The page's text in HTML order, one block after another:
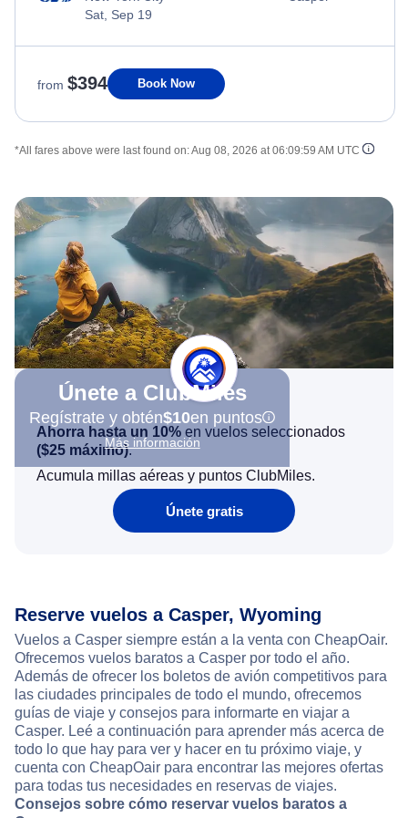
Sat, Sep 19
from $394 Book Now
*All fares above were last found on:Aug 08, 2026 at 06:09:59 AM UTC
Únete a ClubMiles
Regístrate y obtén$10en puntos
Más información
Ahorra hasta un 10% en vuelos seleccionados
($25 máximo).
Acumula millas aéreas y puntos ClubMiles.
Únete gratis
Reserve vuelos a Casper, Wyoming
Vuelos a Casper siempre están a la venta con CheapOair.
Ofrecemos vuelos baratos a Casper por todo el año.
Además de ofrecer los boletos de avión competitivos para
las ciudades principales de todo el mundo, ofrecemos
guías de viaje y consejos para informarte en viajar a
Casper. Leé a continuación para aprender más acerca de
todo lo que hay para ver y hacer en tu próximo viaje, y
cuenta con CheapOair para encontrar las mejores ofertas
para todas tus necesidades en reservas de viajes.
Consejos sobre cómo reservar vuelos baratos a